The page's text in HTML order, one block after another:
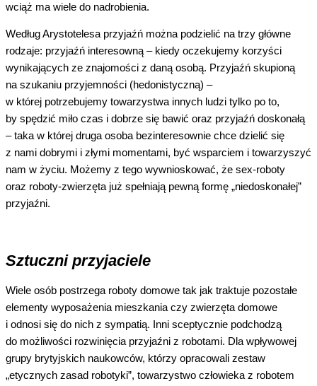
wciąż ma wiele do nadrobienia.
Według Arystotelesa przyjaźń można podzielić na trzy główne
rodzaje: przyjaźń interesowną – kiedy oczekujemy korzyści
wynikających ze znajomości z daną osobą. Przyjaźń skupioną
na szukaniu przyjemności (hedonistyczną) –
w której potrzebujemy towarzystwa innych ludzi tylko po to,
by spędzić miło czas i dobrze się bawić oraz przyjaźń doskonałą
– taka w której druga osoba bezinteresownie chce dzielić się
z nami dobrymi i złymi momentami, być wsparciem i towarzyszyć
nam w życiu. Możemy z tego wywnioskować, że sex-roboty
oraz roboty-zwierzęta już spełniają pewną formę „niedoskonałej”
przyjaźni.
Sztuczni przyjaciele
Wiele osób postrzega roboty domowe tak jak traktuje pozostałe
elementy wyposażenia mieszkania czy zwierzęta domowe
i odnosi się do nich z sympatią. Inni sceptycznie podchodzą
do możliwości rozwinięcia przyjaźni z robotami. Dla wpływowej
grupy brytyjskich naukowców, którzy opracowali zestaw
„etycznych zasad robotyki”, towarzystwo człowieka z robotem